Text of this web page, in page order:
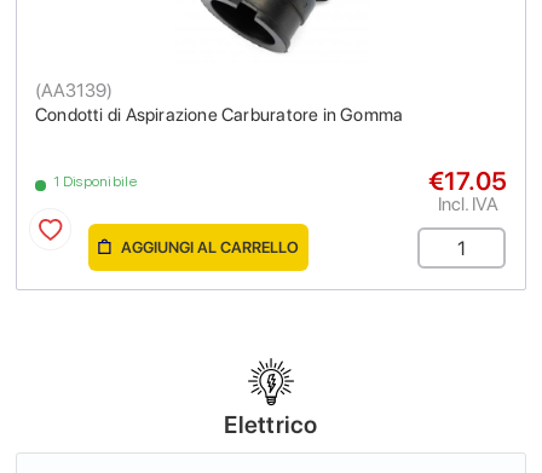
Condotti di Aspirazione Carburatore in Gomma
(AA3139)
1 Disponibile €17.05
Incl. IVA
AGGIUNGI AL CARRELLO
Elettrico